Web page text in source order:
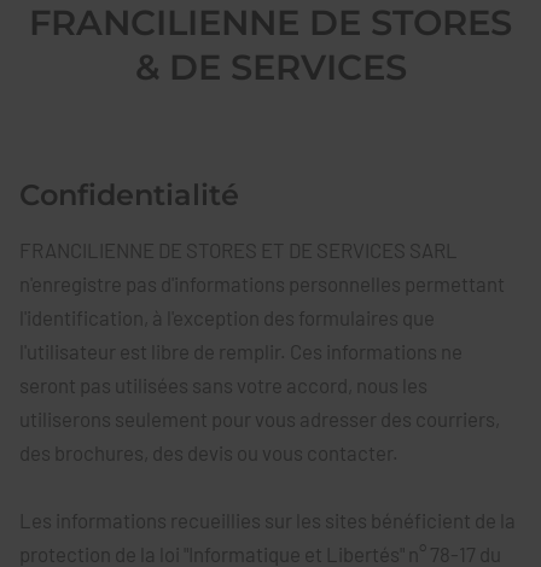
FRANCILIENNE DE STORES
& DE SERVICES
Confidentialité
FRANCILIENNE DE STORES ET DE SERVICES SARL
n'enregistre pas d'informations personnelles permettant
l'identification, à l'exception des formulaires que
l'utilisateur est libre de remplir. Ces informations ne
seront pas utilisées sans votre accord, nous les
utiliserons seulement pour vous adresser des courriers,
des brochures, des devis ou vous contacter.
Les informations recueillies sur les sites bénéficient de la
protection de la loi "Informatique et Libertés" n° 78-17 du